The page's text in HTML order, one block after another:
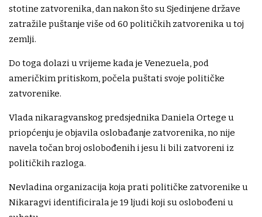
stotine zatvorenika, dan nakon što su Sjedinjene države
zatražile puštanje više od 60 političkih zatvorenika u toj
zemlji.
Do toga dolazi u vrijeme kada je Venezuela, pod
američkim pritiskom, počela puštati svoje političke
zatvorenike.
Vlada nikaragvanskog predsjednika Daniela Ortege u
priopćenju je objavila oslobađanje zatvorenika, no nije
navela točan broj oslobođenih i jesu li bili zatvoreni iz
političkih razloga.
Nevladina organizacija koja prati političke zatvorenike u
Nikaragvi identificirala je 19 ljudi koji su oslobođeni u